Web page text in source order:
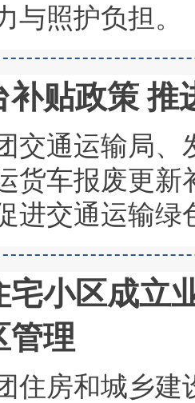
与照护负担。
补贴政策 推
交通运输局、
货车报废更
进交通运输绿
宅小区成
管理
住房和城乡